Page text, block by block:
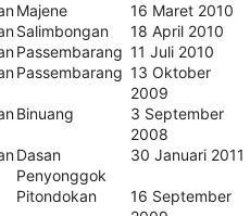
Majene
16 Maret 2010
Salimbongan
18 April 2010
Passembarang 11 Juli 2010
Passembarang 13 Oktober
2009
Binuang
3 September
2008
Dasan
Penyonggok
30 Januari 2011
Pitondokan
16 September